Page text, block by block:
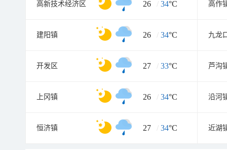
高新技术经济区 26 / 34°C 高作
建阳镇 26 / 34°C 九龙
开发区 27 / 33°C 芦沟
上冈镇 26 / 34°C 沿河
恒济镇 27 / 34°C 近湖